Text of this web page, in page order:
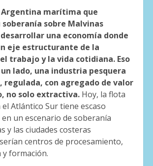
Argentina marítima que
soberanía sobre Malvinas
una economía donde
eje estructurante de la
trabajo y la vida cotidiana. Eso
lado, una industria pesquera
regulada, con agregado de valor
no solo extractiva. Hoy, la flota
el Atlántico Sur tiene escaso
un escenario de soberanía
y las ciudades costeras
centros de procesamiento,
formación.